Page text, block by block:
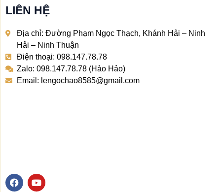
LIÊN HỆ
Địa chỉ: Đường Phạm Ngọc Thạch, Khánh Hải – Ninh
Hải – Ninh Thuận
Điện thoại: 098.147.78.78
Zalo: 098.147.78.78 (Hảo Hảo)
Email: lengochao8585@gmail.com
F
a
Y
o